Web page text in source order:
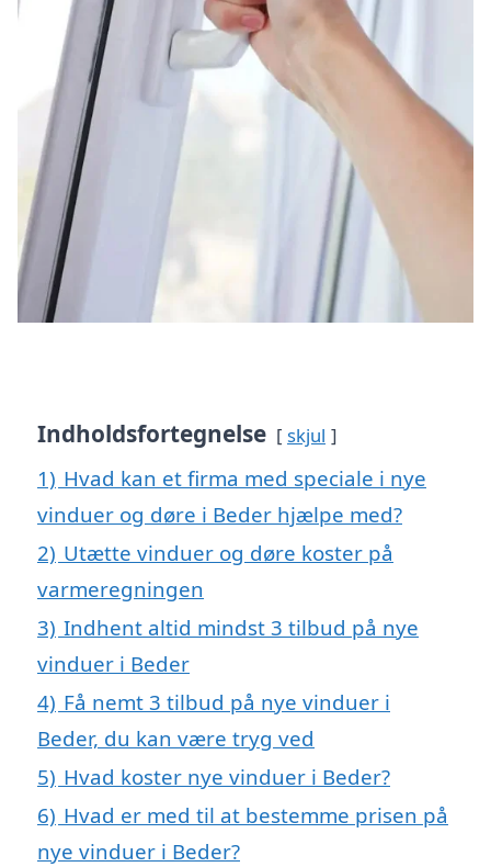
Indholdsfortegnelse skjul
1) Hvad kan et firma med speciale i nye
vinduer og døre i Beder hjælpe med?
2) Utætte vinduer og døre koster på
varmeregningen
3) Indhent altid mindst 3 tilbud på nye
vinduer i Beder
4) Få nemt 3 tilbud på nye vinduer i
Beder, du kan være tryg ved
5) Hvad koster nye vinduer i Beder?
6) Hvad er med til at bestemme prisen på
nye vinduer i Beder?